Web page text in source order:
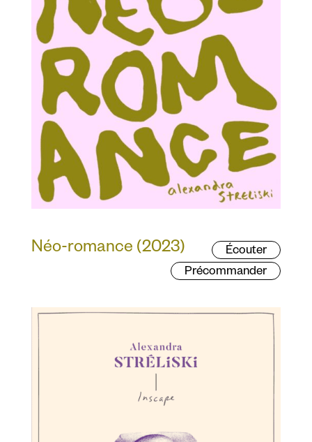
Néo-romance (2023)
Écouter
Précommander